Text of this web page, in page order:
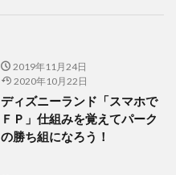
2019年11月24日
2020年10月22日
ディズニーランド「スマホで
ＦＰ」仕組みを覚えてパーク
の勝ち組になろう！